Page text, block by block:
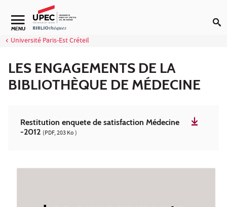
Aller au contenu
Navigation secondaire
MENU
Université Paris-Est Créteil
LES ENGAGEMENTS DE LA
BIBLIOTHÈQUE DE MÉDECINE
Restitution enquete de satisfaction Médecine
-2012 (PDF, 203 Ko )